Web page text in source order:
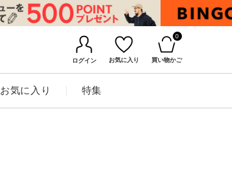
ログイン お気に入り
0
買い物かご
お気に入り 特集